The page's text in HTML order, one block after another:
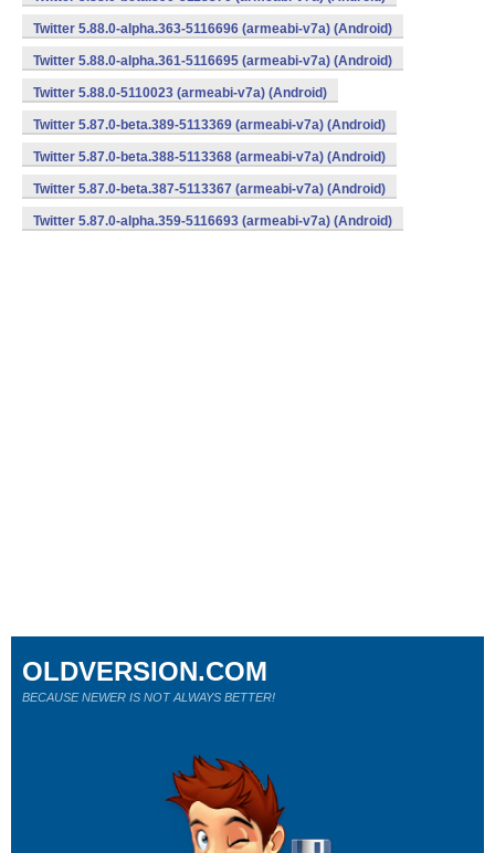
Twitter 5.88.0-alpha.363-5116696 (armeabi-v7a) (Android)
Twitter 5.88.0-alpha.361-5116695 (armeabi-v7a) (Android)
Twitter 5.88.0-5110023 (armeabi-v7a) (Android)
Twitter 5.87.0-beta.389-5113369 (armeabi-v7a) (Android)
Twitter 5.87.0-beta.388-5113368 (armeabi-v7a) (Android)
Twitter 5.87.0-beta.387-5113367 (armeabi-v7a) (Android)
Twitter 5.87.0-alpha.359-5116693 (armeabi-v7a) (Android)
OLDVERSION.COM
BECAUSE NEWER IS NOT ALWAYS BETTER!